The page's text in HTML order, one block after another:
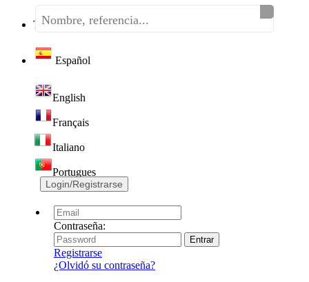
Teléfono:(+34) 968 320 046
Español
English
Français
Italiano
Portugues
Login/Registrarse
Contraseña:
Registrarse
¿Olvidó su contraseña?